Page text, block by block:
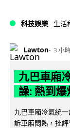
科技娛樂 生活
Lawton 3 小
九巴車廂
譟: 熱到
九巴車廂冷氣統
訴車廂悶熱，批